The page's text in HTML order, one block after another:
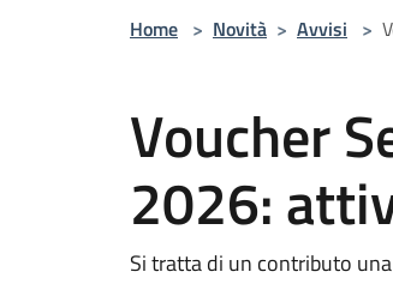
Home > Novità > Avvisi >
Voucher
2026:
Si tratta di un contributo